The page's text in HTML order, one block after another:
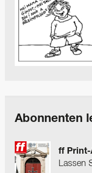
Abonnenten
ff Print-
Lassen